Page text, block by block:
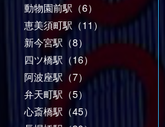
動物園前駅（6）
恵美須町駅（11）
新今宮駅（8）
四ツ橋駅（16）
阿波座駅（7）
弁天町駅（5）
心斎橋駅（45）